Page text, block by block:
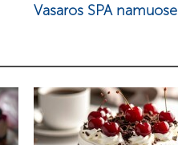
Vasaros SPA namuose